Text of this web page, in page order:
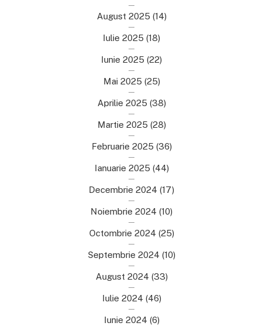
August 2025 (14)
Iulie 2025 (18)
Iunie 2025 (22)
Mai 2025 (25)
Aprilie 2025 (38)
Martie 2025 (28)
Februarie 2025 (36)
Ianuarie 2025 (44)
Decembrie 2024 (17)
Noiembrie 2024 (10)
Octombrie 2024 (25)
Septembrie 2024 (10)
August 2024 (33)
Iulie 2024 (46)
Iunie 2024 (6)